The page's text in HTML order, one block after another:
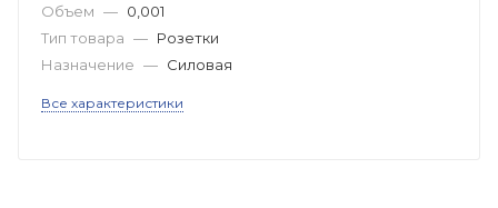
Объем — 0,001
Тип товара — Розетки
Назначение — Силовая
Все характеристики